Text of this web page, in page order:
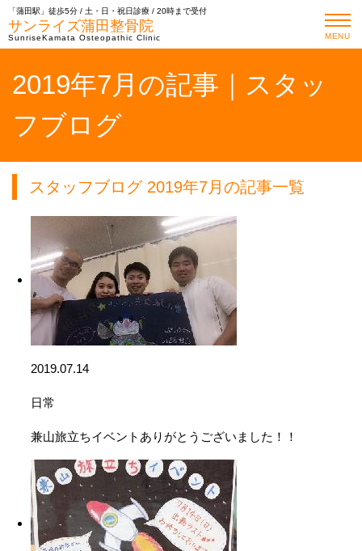
「蒲田駅」徒歩5分 / 土・日・祝日診療 / 20時まで受付
サンライズ蒲田整骨院
SunriseKamata Osteopathic Clinic MENU
2019年7月の記事｜スタッ
フブログ
スタッフブログ 2019年7月の記事一覧
2019.07.14
日常
兼山旅立ちイベントありがとうございました！！